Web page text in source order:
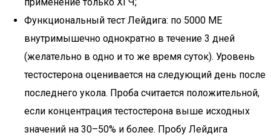
Функциональный тест Лейдига: по 5000 МЕ
внутримышечно однократно в течение 3 дней
(желательно в одно и то же время суток). Уровень
тестостерона оценивается на следующий день после
последнего укола. Проба считается положительной,
если концентрация тестостерона выше исходных
значений на 30–50% и более. Пробу Лейдига